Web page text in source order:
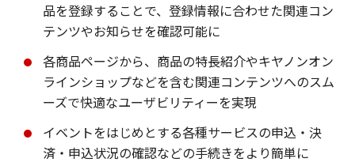
品を登録することで、登録情報に合わせた関連コン
テンツやお知らせを確認可能に
各商品ページから、商品の特長紹介やキヤノンオン
ラインショップなどを含む関連コンテンツへのスム
ーズで快適なユーザビリティーを実現
イベントをはじめとする各種サービスの申込・決
済・申込状況の確認などの手続きをより簡単に